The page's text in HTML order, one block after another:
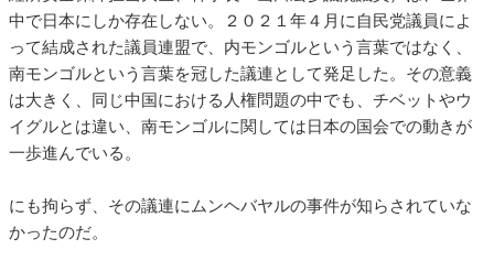
中で日本にしか存在しない。２０２１年４月に自民党議員によ
って結成された議員連盟で、内モンゴルという言葉ではなく、
南モンゴルという言葉を冠した議連として発足した。その意義
は大きく、同じ中国における人権問題の中でも、チベットやウ
イグルとは違い、南モンゴルに関しては日本の国会での動きが
一歩進んでいる。
にも拘らず、その議連にムンヘバヤルの事件が知らされていな
かったのだ。